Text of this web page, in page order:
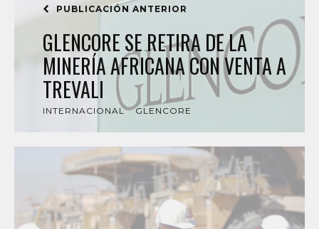
PUBLICACIÓN ANTERIOR
GLENCORE SE RETIRA DE LA
MINERÍA AFRICANA CON VENTA A
TREVALI
INTERNACIONAL GLENCORE